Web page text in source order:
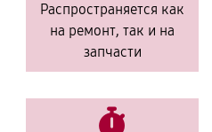
Распространяется как
на ремонт, так и на
запчасти